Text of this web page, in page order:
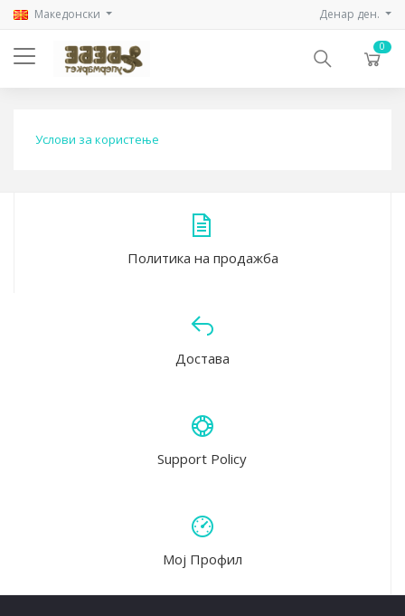
Mакедонски Денар ден.
0
Услови за користење
Политика на продажба
Достава
Support Policy
Мој Профил